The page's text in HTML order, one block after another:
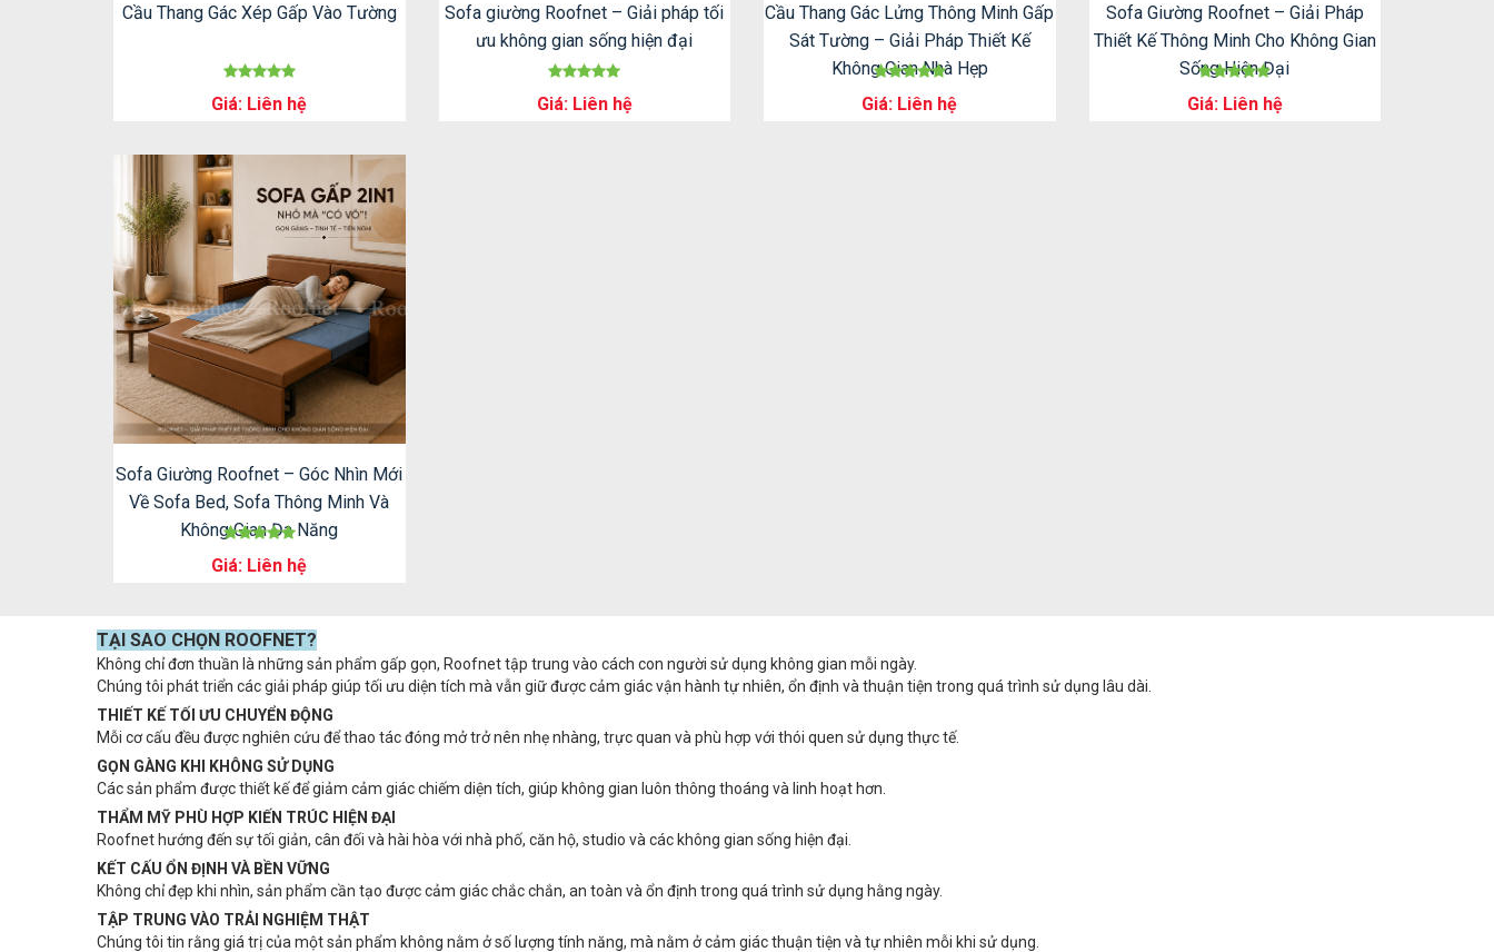
Cầu Thang Gác Xép Gấp Vào Tường
Giá: Liên hệ
Sofa giường Roofnet – Giải pháp tối
ưu không gian sống hiện đại
Giá: Liên hệ
Cầu Thang Gác Lửng Thông Minh Gấp
Sát Tường – Giải Pháp Thiết Kế
Không Gian Nhà Hẹp
Giá: Liên hệ
Sofa Giường Roofnet – Giải Pháp
Thiết Kế Thông Minh Cho Không Gian
Sống Hiện Đại
Giá: Liên hệ
Sofa Giường Roofnet – Góc Nhìn Mới
Về Sofa Bed, Sofa Thông Minh Và
Không Gian Đa Năng
Giá: Liên hệ
TẠI SAO CHỌN ROOFNET?
Không chỉ đơn thuần là những sản phẩm gấp gọn, Roofnet tập trung vào cách con người sử dụng không gian mỗi ngày.
Chúng tôi phát triển các giải pháp giúp tối ưu diện tích mà vẫn giữ được cảm giác vận hành tự nhiên, ổn định và thuận tiện trong quá trình sử dụng lâu dài.
THIẾT KẾ TỐI ƯU CHUYỂN ĐỘNG
Mỗi cơ cấu đều được nghiên cứu để thao tác đóng mở trở nên nhẹ nhàng, trực quan và phù hợp với thói quen sử dụng thực tế.
GỌN GÀNG KHI KHÔNG SỬ DỤNG
Các sản phẩm được thiết kế để giảm cảm giác chiếm diện tích, giúp không gian luôn thông thoáng và linh hoạt hơn.
THẨM MỸ PHÙ HỢP KIẾN TRÚC HIỆN ĐẠI
Roofnet hướng đến sự tối giản, cân đối và hài hòa với nhà phố, căn hộ, studio và các không gian sống hiện đại.
KẾT CẤU ỔN ĐỊNH VÀ BỀN VỮNG
Không chỉ đẹp khi nhìn, sản phẩm cần tạo được cảm giác chắc chắn, an toàn và ổn định trong quá trình sử dụng hằng ngày.
TẬP TRUNG VÀO TRẢI NGHIỆM THẬT
Chúng tôi tin rằng giá trị của một sản phẩm không nằm ở số lượng tính năng, mà nằm ở cảm giác thuận tiện và tự nhiên mỗi khi sử dụng.